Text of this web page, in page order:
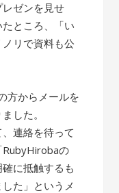
ゼンを見せ
ところ、「い
リで資料も公
方からメールを
した。
連絡を待って
RubyHirobaの
に抵触するも
た」というメ